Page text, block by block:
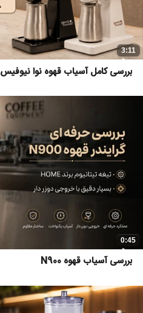
3:11
بررسی کامل آسیاب قهوه نوا نیوفیس 3660
0:45
بررسی آسیاب قهوه N900